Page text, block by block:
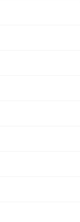
по